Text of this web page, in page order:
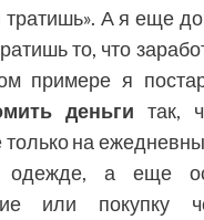
тратишь». А я еще
то, что
примере я
деньги так,
только на
а еще
или покупку